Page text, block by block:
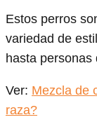
Estos perros
variedad de
hasta
Ver: Mezcla de
raza?